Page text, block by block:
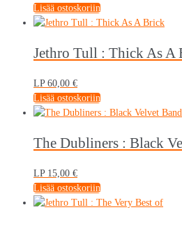
Lisää ostoskoriin
Jethro Tull : Thick As A
LP 60,00 €
Lisää ostoskoriin
The Dubliners : Black
LP 15,00 €
Lisää ostoskoriin